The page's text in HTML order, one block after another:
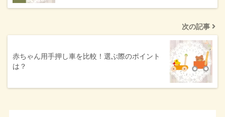
次の記事
赤ちゃん用手押し車を比較！選ぶ際のポイント
は？